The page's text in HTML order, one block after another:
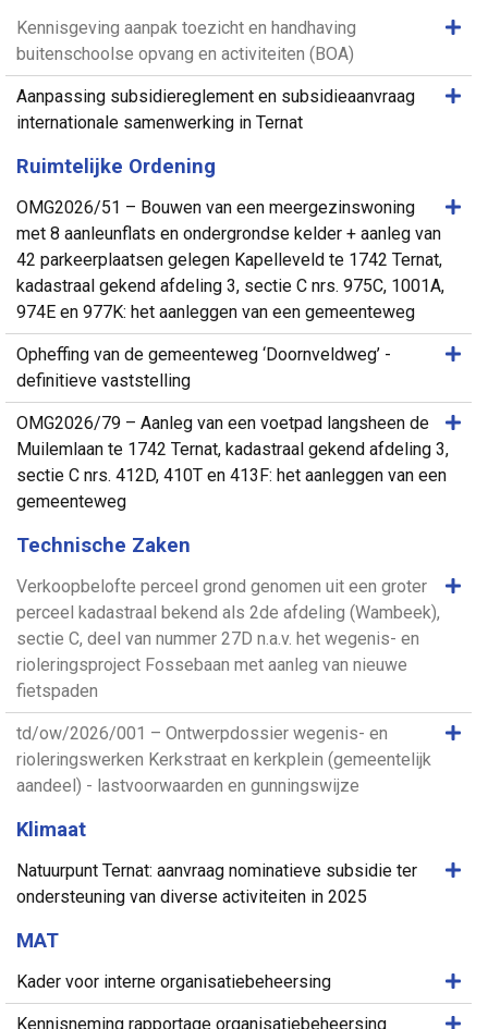
Kennisgeving aanpak toezicht en handhaving
buitenschoolse opvang en activiteiten (BOA)
Aanpassing subsidiereglement en subsidieaanvraag
internationale samenwerking in Ternat
Ruimtelijke Ordening
OMG2026/51 – Bouwen van een meergezinswoning
met 8 aanleunflats en ondergrondse kelder + aanleg van
42 parkeerplaatsen gelegen Kapelleveld te 1742 Ternat,
kadastraal gekend afdeling 3, sectie C nrs. 975C, 1001A,
974E en 977K: het aanleggen van een gemeenteweg
Opheffing van de gemeenteweg ‘Doornveldweg’ -
definitieve vaststelling
OMG2026/79 – Aanleg van een voetpad langsheen de
Muilemlaan te 1742 Ternat, kadastraal gekend afdeling 3,
sectie C nrs. 412D, 410T en 413F: het aanleggen van een
gemeenteweg
Technische Zaken
Verkoopbelofte perceel grond genomen uit een groter
perceel kadastraal bekend als 2de afdeling (Wambeek),
sectie C, deel van nummer 27D n.a.v. het wegenis- en
rioleringsproject Fossebaan met aanleg van nieuwe
fietspaden
td/ow/2026/001 – Ontwerpdossier wegenis- en
rioleringswerken Kerkstraat en kerkplein (gemeentelijk
aandeel) - lastvoorwaarden en gunningswijze
Klimaat
Natuurpunt Ternat: aanvraag nominatieve subsidie ter
ondersteuning van diverse activiteiten in 2025
MAT
Kader voor interne organisatiebeheersing
Kennisneming rapportage organisatiebeheersing